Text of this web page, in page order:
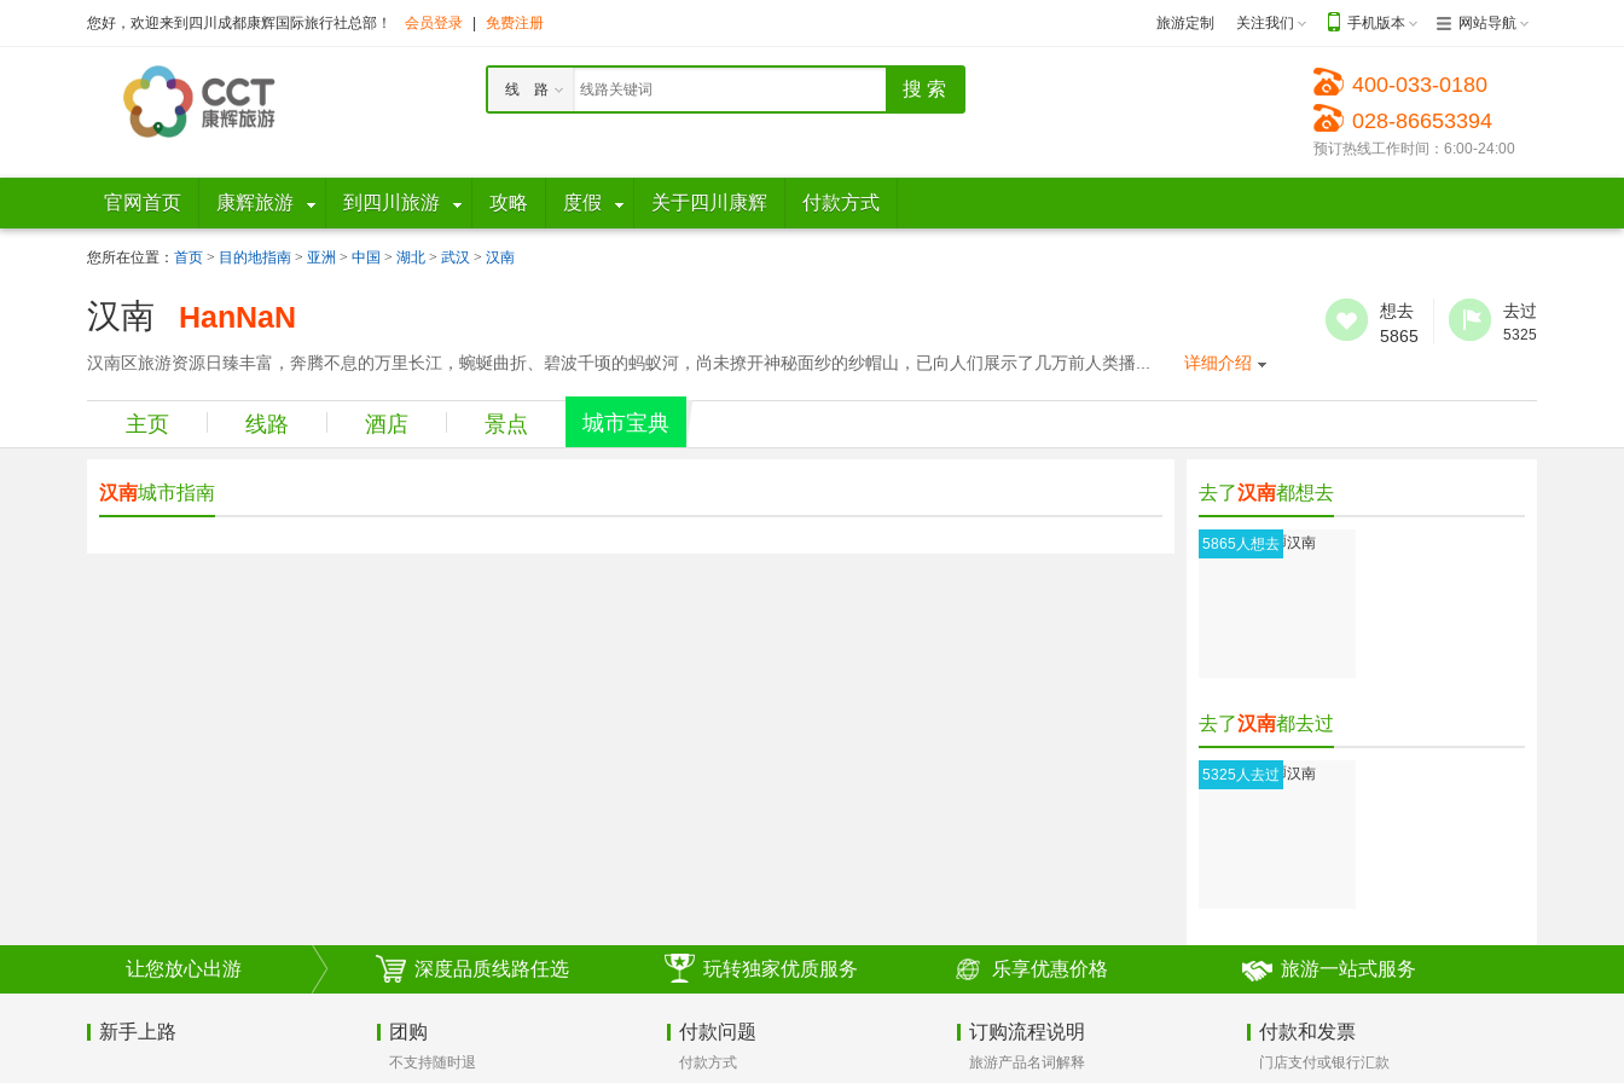
您好，欢迎来到四川成都康辉国际旅行社总部！ 会员登录 免费注册 旅游定制 关注我们 手机版本 网站导航
线 路
400-033-0180
028-86653394
预订热线工作时间：6:00-24:00
官网首页 康辉旅游 到四川旅游 攻略 度假 关于四川康辉 付款方式
您所在位置： 首页 > 目的地指南 > 亚洲 > 中国 > 湖北 > 武汉 > 汉南
汉南 HanNaN
想去
5865
去过
5325
汉南区旅游资源日臻丰富，奔腾不息的万里长江，蜿蜒曲折、碧波千顷的蚂蚁河，尚未撩开神秘面纱的纱帽山，已向人们展示了几万前人类播... 详细介绍
主页 线路 酒店 景点 城市宝典
汉南城市指南 去了汉南都想去
汉南
5865人想去
去了汉南都去过
汉南
5325人去过
让您放心出游 深度品质线路任选 玩转独家优质服务 乐享优惠价格 旅游一站式服务
新手上路 团购
不支持随时退
付款问题
付款方式
订购流程说明
旅游产品名词解释
付款和发票
门店支付或银行汇款